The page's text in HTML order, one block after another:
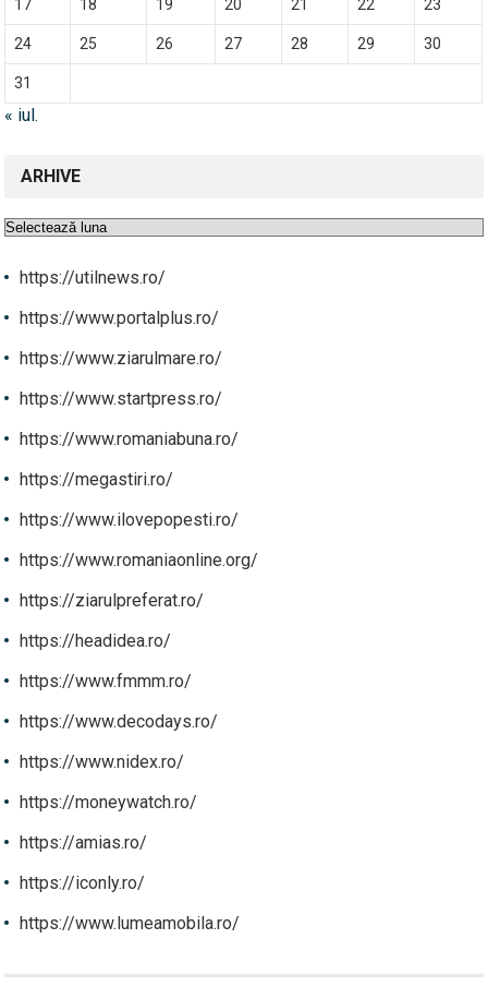
17 18 19 20 21 22 23
24 25 26 27 28 29 30
31
« iul.
ARHIVE
Arhive
https://utilnews.ro/
https://www.portalplus.ro/
https://www.ziarulmare.ro/
https://www.startpress.ro/
https://www.romaniabuna.ro/
https://megastiri.ro/
https://www.ilovepopesti.ro/
https://www.romaniaonline.org/
https://ziarulpreferat.ro/
https://headidea.ro/
https://www.fmmm.ro/
https://www.decodays.ro/
https://www.nidex.ro/
https://moneywatch.ro/
https://amias.ro/
https://iconly.ro/
https://www.lumeamobila.ro/